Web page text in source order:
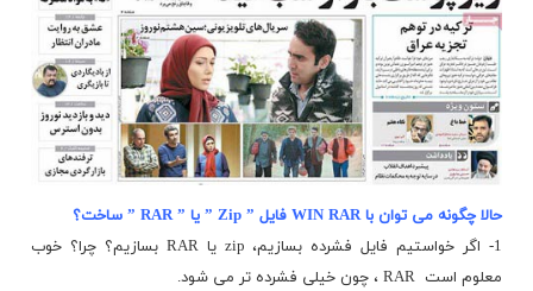
حالا چگونه می توان با WIN RAR فایل ” Zip ” یا ” RAR ” ساخت؟
1- اگر خواستیم فایل فشرده بسازیم، zip یا RAR بسازیم؟ چرا؟ خوب
معلوم است RAR ، چون خیلی فشرده تر می شود.